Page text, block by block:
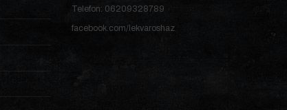
Telefon: 06209328789
facebook.com/lekvaroshaz